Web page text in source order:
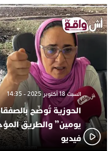
السبت 18 أكتوبر 2025 - 14:35
الحوزية تُوضّح
يومين” والطريق
فيديو